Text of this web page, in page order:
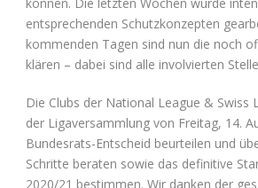
entsprechenden Schutzkonzepten
kommenden Tagen sind nun die noch
klären – dabei sind alle involvierten
Die Clubs der National League & Swiss
der Ligaversammlung von Freitag, 14.
Bundesrats-Entscheid beurteilen und
Schritte beraten sowie das definitive
2020/21 bestimmen. Wir danken der